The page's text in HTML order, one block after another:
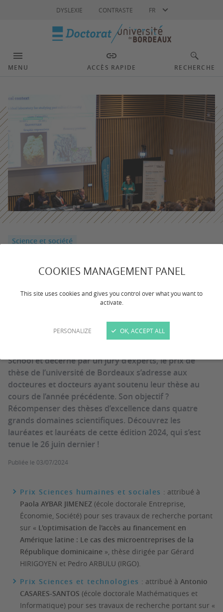
COOKIES MANAGEMENT PANEL
This site uses cookies and gives you control over what you want to
activate.
PERSONALIZE OK, ACCEPT ALL
DYSLEXIE CONTRASTE FR
MENU ACCÈS RAPIDE RECHERCHE
Science et société
Prix de thèse :
découvrez les lauréates
et lauréats !
School et décerné par un jury d’experts, le prix de
thèse de l’université de Bordeaux s’adresse aux
docteures et docteurs ayant soutenu leur thèse au
cours de l’année précédente. Son objectif ?
Récompenser des thèses d’excellence dans quatre
grands domaines scientifiques. Découvrez les
lauréates et lauréats de cette édition 2024, qui s’est
tenue le 26 juin dernier !
Publiée le 03/07/2024
Prix Sciences humaines et sociales : attribué à
Paola AYBAR JIMENEZ (école doctorale Entreprise,
Économie, Société) pour ses travaux de recherche portant
sur « L'optimisation de l'accès au financement en
Amérique latine : Le cas des microentreprises de la
République dominicaine », thèse dirigée par Gérard
HIRIGOYEN et Pedro ARBULU (IRGO).
Prix Sciences et technologies : attribué à Antonio
CASARES-SANTOS (école doctorale Mathématiques et
Informatique) pour ses travaux de recherche portant sur «